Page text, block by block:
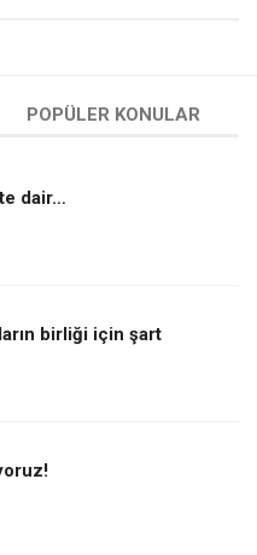
POPÜLER KONULAR
dair…
birliği için şart